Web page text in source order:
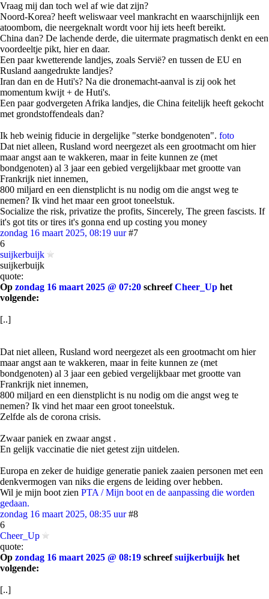
Vraag mij dan toch wel af wie dat zijn?
Noord-Korea? heeft weliswaar veel mankracht en waarschijnlijk een
atoombom, die neergeknalt wordt voor hij iets heeft bereikt.
China dan? De lachende derde, die uitermate pragmatisch denkt en een
voordeeltje pikt, hier en daar.
Een paar kwetterende landjes, zoals Servië? en tussen de EU en
Rusland aangedrukte landjes?
Iran dan en de Huti's? Na die dronemacht-aanval is zij ook het
momentum kwijt + de Huti's.
Een paar godvergeten Afrika landjes, die China feitelijk heeft gekocht
met grondstoffendeals dan?
Ik heb weinig fiducie in dergelijke "sterke bondgenoten". foto
Dat niet alleen, Rusland word neergezet als een grootmacht om hier
maar angst aan te wakkeren, maar in feite kunnen ze (met
bondgenoten) al 3 jaar een gebied vergelijkbaar met grootte van
Frankrijk niet innemen,
800 miljard en een dienstplicht is nu nodig om die angst weg te
nemen? Ik vind het maar een groot toneelstuk.
Socialize the risk, privatize the profits, Sincerely, The green fascists. If
it's got tits or tires it's gonna end up costing you money
zondag 16 maart 2025, 08:19 uur #7
6
suijkerbuijk
suijkerbuijk
quote:
Op zondag 16 maart 2025 @ 07:20 schreefCheer_Up het
volgende:
[..]
Dat niet alleen, Rusland word neergezet als een grootmacht om hier
maar angst aan te wakkeren, maar in feite kunnen ze (met
bondgenoten) al 3 jaar een gebied vergelijkbaar met grootte van
Frankrijk niet innemen,
800 miljard en een dienstplicht is nu nodig om die angst weg te
nemen? Ik vind het maar een groot toneelstuk.
Zelfde als de corona crisis.
Zwaar paniek en zwaar angst .
En gelijk vaccinatie die niet getest zijn uitdelen.
Europa en zeker de huidige generatie paniek zaaien personen met een
denkvermogen van niks die ergens de leiding over hebben.
Wil je mijn boot zien PTA / Mijn boot en de aanpassing die worden
gedaan.
zondag 16 maart 2025, 08:35 uur #8
6
Cheer_Up
quote:
Op zondag 16 maart 2025 @ 08:19 schreefsuijkerbuijk het
volgende:
[..]